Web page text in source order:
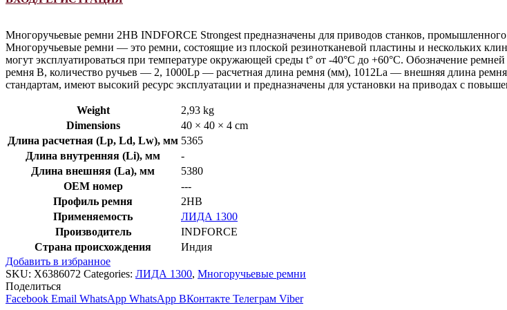
Многоручьевые ремни 2HB INDFORCE Strongest предназначены для приводов станков, промышленного
Многоручьевые ремни — это ремни, состоящие из плоской резинотканевой пластины и нескольких
могут эксплуатироваться при температуре окружающей среды t° от -40°С до +60°С. Обозначение
ремня B, количество ручьев — 2, 1000Lp — расчетная длина ремня (мм), 1012La — внешняя длина
стандартам, имеют высокий ресурс эксплуатации и предназначены для установки на приводах с
Weight
2,93 kg
Dimensions
40 × 40 × 4 cm
Длина расчетная (Lp, Ld, Lw), мм 5365
Длина внутренняя (Li), мм
-
Длина внешняя (La), мм
5380
OEM номер
---
Профиль ремня
2HB
Применяемость
ЛИДА 1300
Производитель
INDFORCE
Страна происхождения
Индия
Добавить в избранное
SKU: X6386072 Categories: ЛИДА 1300, Многоручьевые ремни
Поделиться
Facebook Email WhatsApp WhatsApp ВКонтакте Телеграм Viber